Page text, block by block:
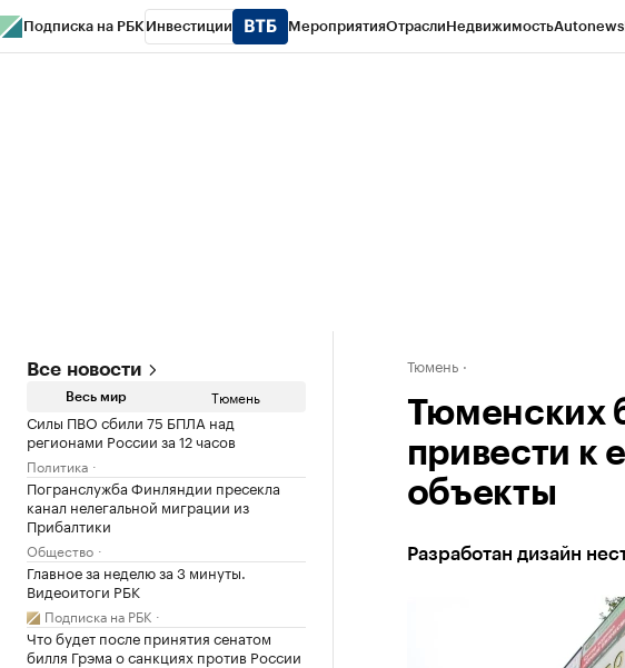
Подписка на РБК Инвестиции МероприятияОтраслиНедвижимостьAutonews
Все новости
Весь мир Тюмень
Силы ПВО сбили 75 БПЛА над
регионами России за 12 часов
Политика
Погранслужба Финляндии пресекла
канал нелегальной миграции из
Прибалтики
Общество
Главное за неделю за 3 минуты.
Видеоитоги РБК
Подписка на РБК
Что будет после принятия сенатом
билля Грэма о санкциях против России
Тюмень
Тюменских
привести к
объекты
Разработан дизайн